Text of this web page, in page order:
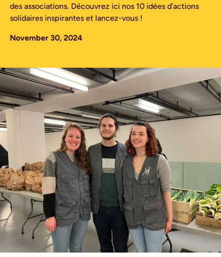
des associations. Découvrez ici nos 10 idées d’actions
solidaires inspirantes et lancez-vous !
November 30, 2024